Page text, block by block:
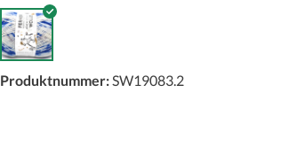
Produktnummer: SW19083.2